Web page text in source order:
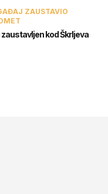
ZAUSTAVIO
kod Škrljeva